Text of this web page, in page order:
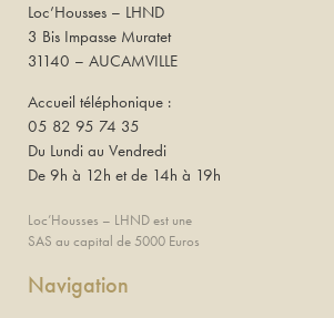
Loc’Housses – LHND
3 Bis Impasse Muratet
31140 – AUCAMVILLE
Accueil téléphonique :
05 82 95 74 35
Du Lundi au Vendredi
De 9h à 12h et de 14h à 19h
Loc’Housses – LHND est une
SAS au capital de 5000 Euros
Navigation